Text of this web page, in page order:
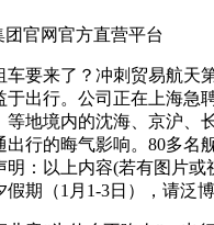
团官网官方直营平台
来了？冲刺贸易航天第
于出行。公司正在上海急
等地境内的沈海、京沪、
出行的晦气影响。80多名
明：以上内容(若有图片
假期（1月1-3日），请泛